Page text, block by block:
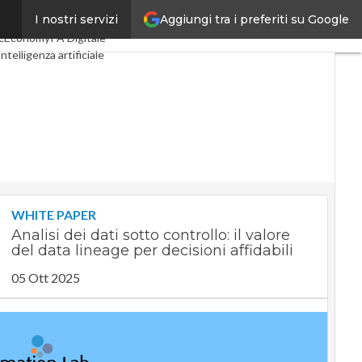
Aggiungi tra i preferiti su Google
I nostri servizi
EconomyTelco
PA Digitale
artificiale
WHITE PAPER
Analisi dei dati sotto controllo: il valore
del data lineage per decisioni affidabili
05 Ott 2025